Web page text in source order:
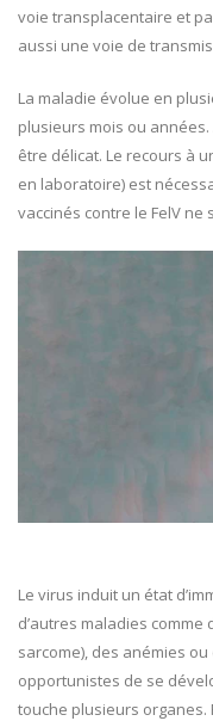
voie transplacentaire et
aussi une voie de
La maladie évolue en
plusieurs mois ou
être délicat. Le recours à
en laboratoire) est
vaccinés contre le FelV
Le virus induit un état
d’autres maladies
sarcome), des anémies
opportunistes de se
touche plusieurs organes.